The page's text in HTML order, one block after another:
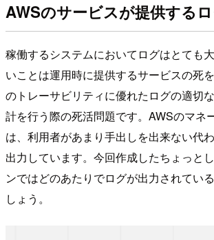
AWSのサービスが提供する
稼働するシステムにおいてログはとても
いことは運用時に提供するサービスの死
のトレーサビリティに優れたログの適切
計を行う際の死活問題です。AWSのマネ
は、利用者があまり手出しを出来ない代
出力しています。今回作成したちょっと
ンではどのあたりでログが出力されてい
しょう。